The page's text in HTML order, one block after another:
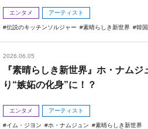
エンタメ アーティスト
伝説のキッチンソルジャー 素晴らしき新世界 韓
2026.06.05
『素晴らしき新世界』ホ・ナム
り“嫉妬の化身”に！？
エンタメ アーティスト
イム・ジヨン ホ・ナムジュン 素晴らしき新世界